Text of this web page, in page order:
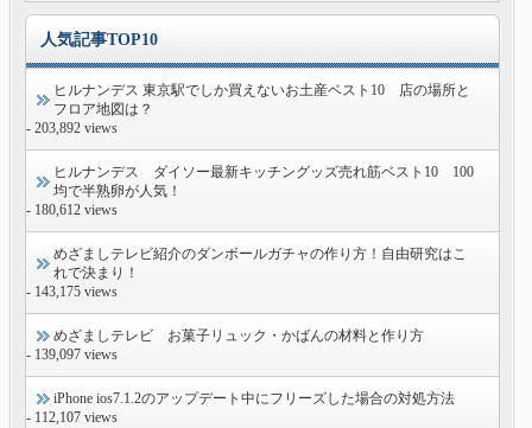
人気記事TOP10
ヒルナンデス 東京駅でしか買えないお土産ベスト10 店の場所と
フロア地図は？
- 203,892 views
ヒルナンデス ダイソー最新キッチングッズ売れ筋ベスト10 100
均で半熟卵が人気！
- 180,612 views
めざましテレビ紹介のダンボールガチャの作り方！自由研究はこ
れで決まり！
- 143,175 views
めざましテレビ お菓子リュック・かばんの材料と作り方
- 139,097 views
iPhone ios7.1.2のアップデート中にフリーズした場合の対処方法
- 112,107 views